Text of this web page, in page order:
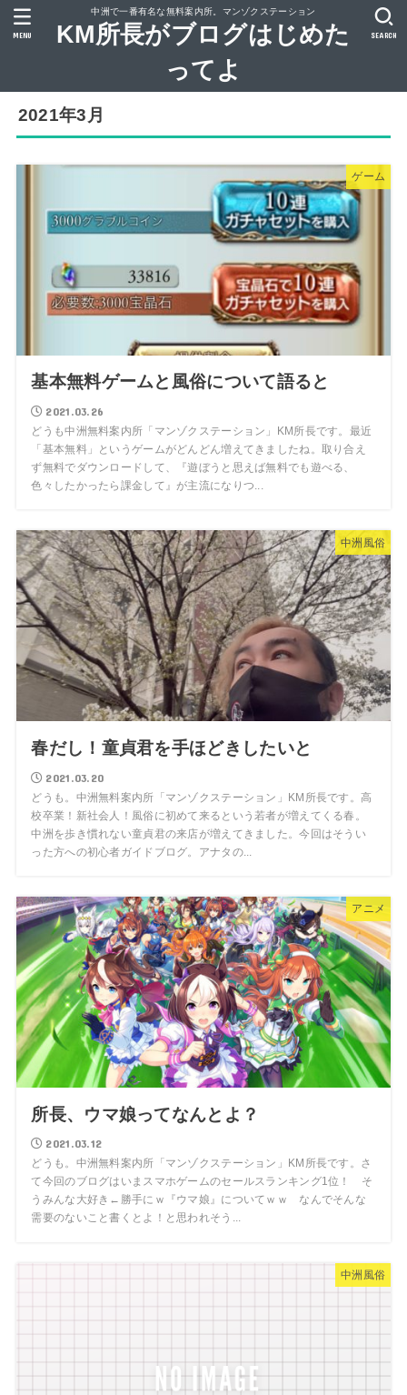
中洲で一番有名な無料案内所。マンゾクステーション
KM所長がブログはじめた
ってよ
SEARCH
MENU
2021年3月
ゲーム
基本無料ゲームと風俗について語ると
2021.03.26
どうも中洲無料案内所「マンゾクステーション」KM所長です。最近
「基本無料」というゲームがどんどん増えてきましたね。取り合え
ず無料でダウンロードして、『遊ぼうと思えば無料でも遊べる、
色々したかったら課金して』が主流になりつ...
中洲風俗
春だし！童貞君を手ほどきしたいと
2021.03.20
どうも。中洲無料案内所「マンゾクステーション」KM所長です。高
校卒業！新社会人！風俗に初めて来るという若者が増えてくる春。
中洲を歩き慣れない童貞君の来店が増えてきました。今回はそうい
った方への初心者ガイドブログ。アナタの...
アニメ
所長、ウマ娘ってなんとよ？
2021.03.12
どうも。中洲無料案内所「マンゾクステーション」KM所長です。さ
て今回のブログはいまスマホゲームのセールスランキング1位！ そ
うみんな大好き←勝手にｗ『ウマ娘』についてｗｗ なんでそんな
需要のないこと書くとよ！と思われそう...
中洲風俗